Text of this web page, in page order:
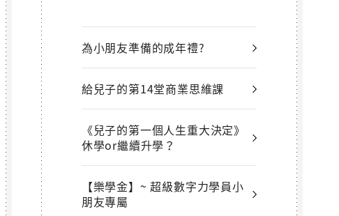
為小朋友準備的成年禮?
給兒子的第14堂商業思維課
《兒子的第一個人生重大決定》
休學or繼續升學？
【樂學金】~ 超級數字力學員小
朋友專屬